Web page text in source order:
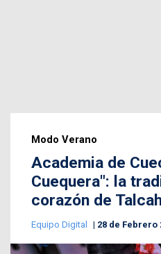
Modo Verano
Academia de
Cuequera": la
corazón de
Equipo Digital 28 de Febrero